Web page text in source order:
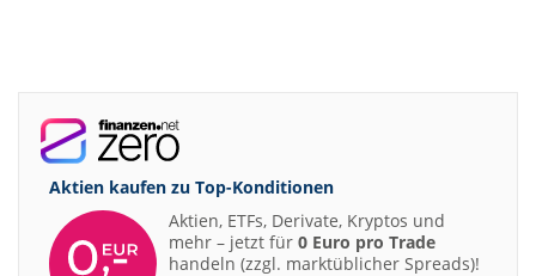
Aktien kaufen zu Top-Konditionen
Aktien, ETFs, Derivate, Kryptos und
mehr – jetzt für 0 Euro pro Trade
handeln (zzgl. marktüblicher Spreads)!